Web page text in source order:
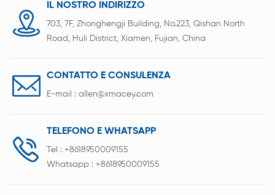
IL NOSTRO INDIRIZZO
703, 7F, Zhonghengji Building, No.223, Qishan North
Road, Huli District, Xiamen, Fujian, China
CONTATTO E CONSULENZA
E-mail : allen@xmacey.com
TELEFONO E WHATSAPP
Tel : +8618950009155
Whatsapp : +8618950009155